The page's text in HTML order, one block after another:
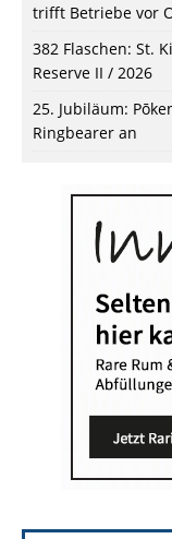
trifft Betriebe vor
382 Flaschen: St.
Reserve II / 2026
25. Jubiläum:
Ringbearer an